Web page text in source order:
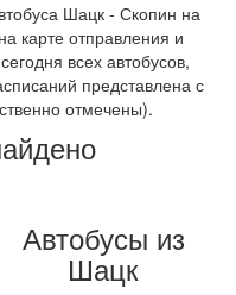
Шацк - Скопин на
карте отправления и
всех автобусов,
представлена с
отмечены).
Автобусы из
Шацк